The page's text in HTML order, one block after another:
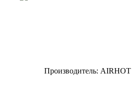
Производитель: AIRHOT